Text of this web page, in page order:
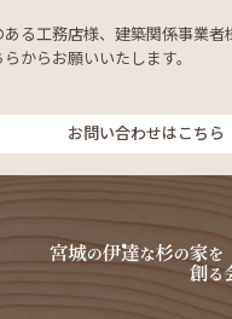
る工務店様、建築関係事業
からお願いいたします。
お問い合わせはこちら